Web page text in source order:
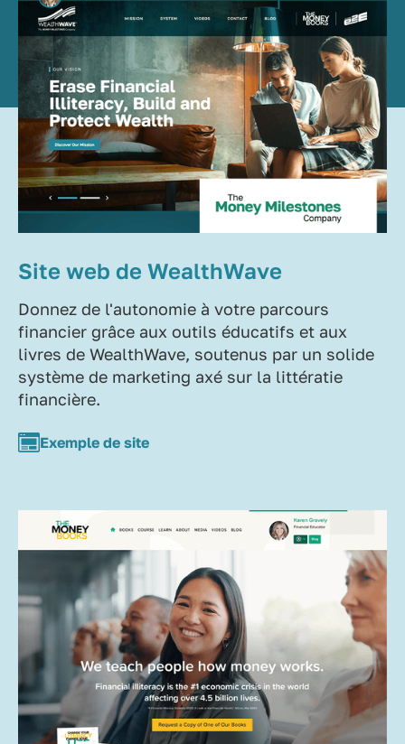
Site web de WealthWave
Donnez de l'autonomie à votre parcours
financier grâce aux outils éducatifs et aux
livres de WealthWave, soutenus par un solide
système de marketing axé sur la littératie
financière.
Exemple de site